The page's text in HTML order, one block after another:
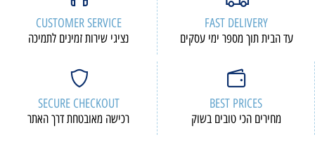
FAST DELIVERY
עד הבית תוך מספר ימי עסקים
CUSTOMER SERVICE
נציגי שירות זמינים לתמיכה
BEST PRICES
מחירים הכי טובים בשוק
SECURE CHECKOUT
רכישה מאובטחת דרך האתר